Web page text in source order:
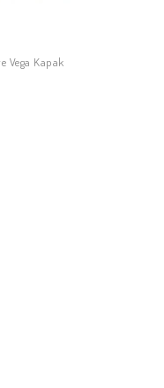
SEPETE EKLE
Vega Kapak